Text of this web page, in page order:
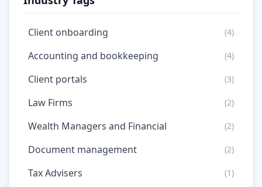
Client onboarding (4)
Accounting and bookkeeping (4)
Client portals (3)
Law Firms (2)
Wealth Managers and Financial (2)
Document management (2)
Tax Advisers (1)